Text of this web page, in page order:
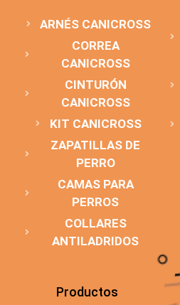
ARNÉS CANICROSS
CORREA
CANICROSS
CINTURÓN
CANICROSS
KIT CANICROSS
ZAPATILLAS DE
PERRO
CAMAS PARA
PERROS
COLLARES
ANTILADRIDOS
Productos